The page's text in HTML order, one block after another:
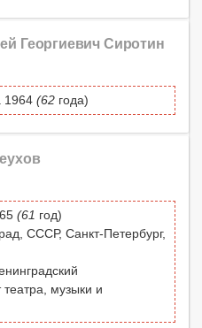
Георгиевич Сиротин
1964 (62 года)
(61 год)
СССР, Санкт-Петербург,
театра, музыки и